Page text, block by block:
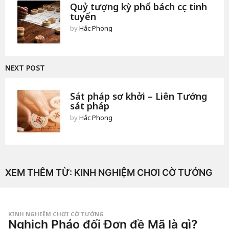
Quỷ tượng kỳ phổ bách cục tinh
tuyển
byHắc Phong
NEXT POST
Sát pháp sơ khởi – Liên Tướng
sát pháp
byHắc Phong
XEM THÊM TỪ: KINH NGHIỆM CHƠI CỜ TƯỚNG
KINH NGHIỆM CHƠI CỜ TƯỚNG
Nghịch Pháo đối Đơn đề Mã là gì?